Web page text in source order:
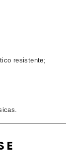
resistente;
E